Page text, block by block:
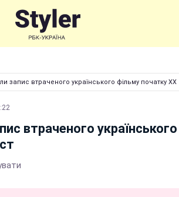
запис втраченого українського фільму початку ХХ
втраченого українського